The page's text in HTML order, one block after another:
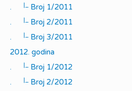
.
|_
Broj 1/2011
.
|_
Broj 2/2011
.
|_
Broj 3/2011
2012. godina
.
|_
Broj 1/2012
.
|_
Broj 2/2012